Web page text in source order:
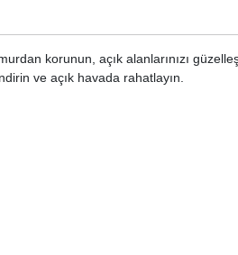
korunun, açık alanlarınızı
ve açık havada rahatlayın.